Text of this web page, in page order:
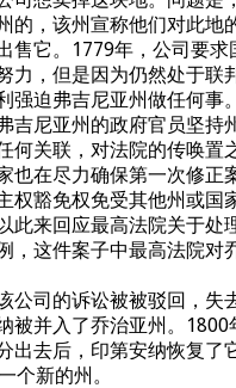
的，该州宣称他们对此地
售它。1779年，公司要求
力，但是因为仍然处于联
强迫弗吉尼亚州做任何事
吉尼亚州的政府官员坚持
何关联，对法院的传唤置
也在尽力确保第一次修正
权豁免权免受其他州或国
此来回应最高法院关于处
，这件案子中最高法院对
公司的诉讼被被驳回，失
被并入了乔治亚州。1800
出去后，印第安纳恢复了
个新的州。